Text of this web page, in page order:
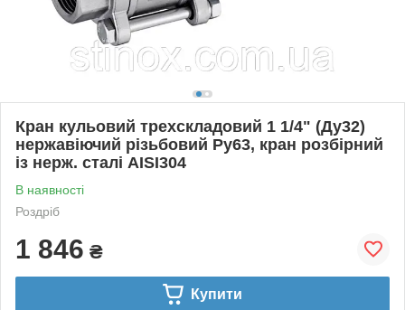
Кран кульовий трехскладовий 1 1/4" (Ду32)
нержавіючий різьбовий Ру63, кран розбірний
із нерж. сталі AISI304
В наявності
Роздріб
1 846 ₴
Купити